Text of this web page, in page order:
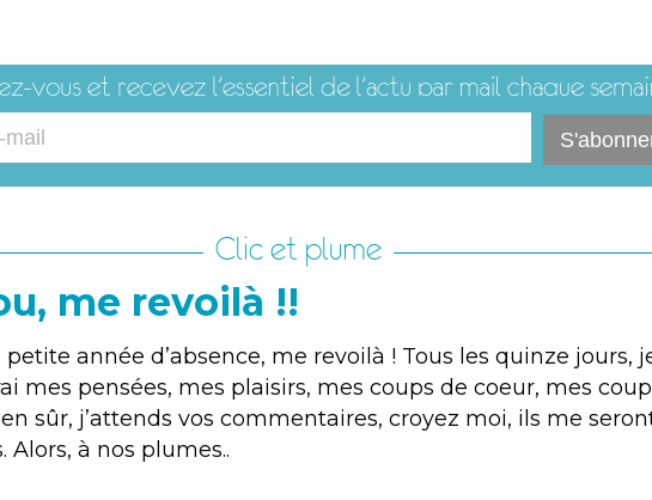
Clic et plume
me revoilà !!
année d’absence, me revoilà ! Tous les quinze jours,
mes pensées, mes plaisirs, mes coups de coeur, mes
sûr, j’attends vos commentaires, croyez moi, ils me
Alors, à nos plumes..